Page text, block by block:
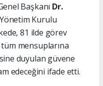
Başkanı Dr.
Kurulu
81 ilde görev
mensuplarına
duyulan güvene
edeceğini ifade etti.